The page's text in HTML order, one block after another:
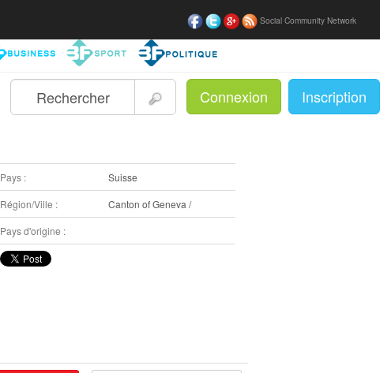
Connexion Inscription
Social Community Network
Pays :
Suisse
Région/Ville :
Canton of Geneva /
Pays d'origine :